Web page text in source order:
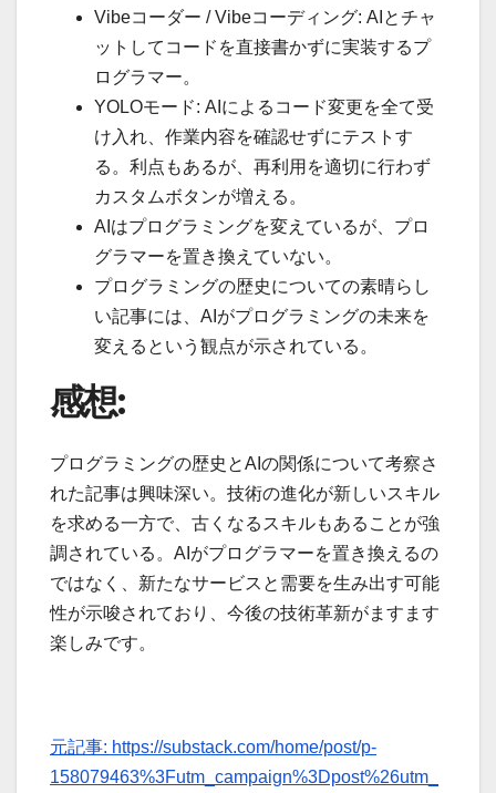
Vibeコーダー / Vibeコーディング: AIとチャ
ットしてコードを直接書かずに実装するプ
ログラマー。
YOLOモード: AIによるコード変更を全て受
け入れ、作業内容を確認せずにテストす
る。利点もあるが、再利用を適切に行わず
カスタムボタンが増える。
AIはプログラミングを変えているが、プロ
グラマーを置き換えていない。
プログラミングの歴史についての素晴らし
い記事には、AIがプログラミングの未来を
変えるという観点が示されている。
感想:
プログラミングの歴史とAIの関係について考察さ
れた記事は興味深い。技術の進化が新しいスキル
を求める一方で、古くなるスキルもあることが強
調されている。AIがプログラマーを置き換えるの
ではなく、新たなサービスと需要を生み出す可能
性が示唆されており、今後の技術革新がますます
楽しみです。
元記事: https://substack.com/home/post/p-
158079463%3Futm_campaign%3Dpost%26utm_